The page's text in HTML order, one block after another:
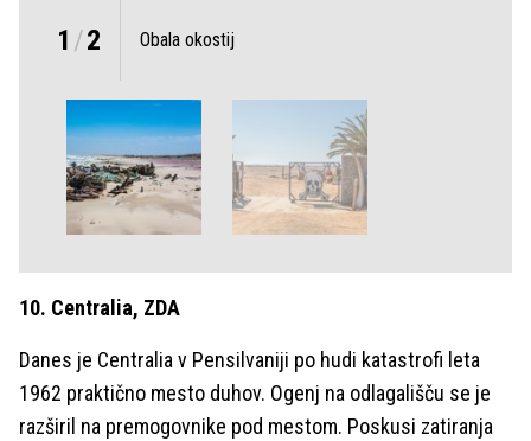
1 /2 Obala okostij
10. Centralia, ZDA
Danes je Centralia v Pensilvaniji po hudi katastrofi leta
1962 praktično mesto duhov. Ogenj na odlagališču se je
razširil na premogovnike pod mestom. Poskusi zatiranja